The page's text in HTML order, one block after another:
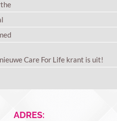
Care For Life krant is uit!
ADRES: